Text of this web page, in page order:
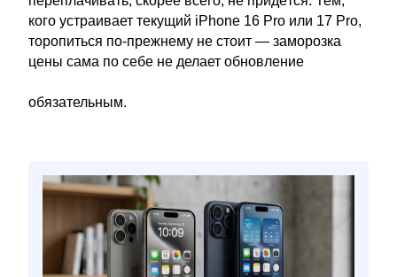
кого устраивает текущий iPhone 16 Pro или 17 Pro,
торопиться по-прежнему не стоит — заморозка
цены сама по себе не делает обновление
обязательным.